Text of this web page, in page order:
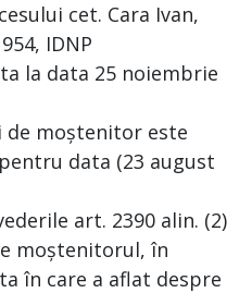
cet. Cara Ivan,
IDNP
la data 25 noiembrie
de moștenitor este
data (23 august
art. 2390 alin. (2)
moștenitorul, în
în care a aflat despre